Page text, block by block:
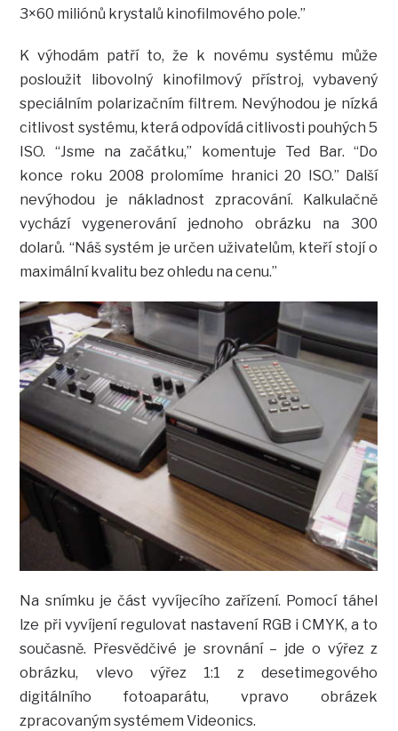
3×60 miliónů krystalů kinofilmového pole.”
K výhodám patří to, že k novému systému může
posloužit libovolný kinofilmový přístroj, vybavený
speciálním polarizačním filtrem. Nevýhodou je nízká
citlivost systému, která odpovídá citlivosti pouhých 5
ISO. “Jsme na začátku,” komentuje Ted Bar. “Do
konce roku 2008 prolomíme hranici 20 ISO.” Další
nevýhodou je nákladnost zpracování. Kalkulačně
vychází vygenerování jednoho obrázku na 300
dolarů. “Náš systém je určen uživatelům, kteří stojí o
maximální kvalitu bez ohledu na cenu.”
Na snímku je část vyvíjecího zařízení. Pomocí táhel
lze při vyvíjení regulovat nastavení RGB i CMYK, a to
současně. Přesvědčivé je srovnání – jde o výřez z
obrázku, vlevo výřez 1:1 z desetimegového
digitálního fotoaparátu, vpravo obrázek
zpracovaným systémem Videonics.